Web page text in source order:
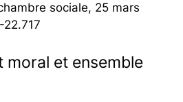
sociale, 25 mars
moral et ensemble